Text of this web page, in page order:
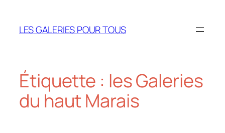
contenu
LES GALERIES POUR TOUS
Étiquette : les Galeries
du haut Marais